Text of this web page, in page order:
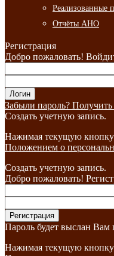
Реализованные
Отчёты АНО
Регистрация
Добро пожаловать!
Забыли пароль?
Создать учетную запись.
Нажимая текущую кнопку
Положением о
Создать учетную запись.
Добро пожаловать!
Пароль будет выслан Вам
Нажимая текущую кнопку